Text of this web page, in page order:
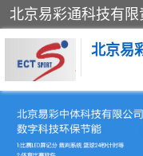
北京易
记分系统